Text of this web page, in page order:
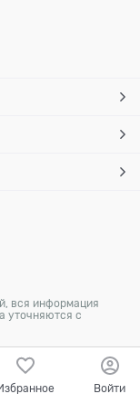
вся информация
уточняются с
Войти